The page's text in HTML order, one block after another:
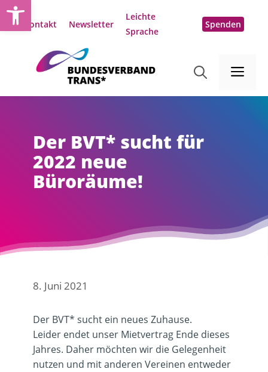
Zum
Inhalt
Kontakt Newsletter
Leichte
Sprache
Spenden
Der BVT* sucht für
2022 neue
Büroräume!
8. Juni 2021
Der BVT* sucht ein neues Zuhause.
Leider endet unser Mietvertrag Ende dieses
Jahres. Daher möchten wir die Gelegenheit
nutzen und mit anderen Vereinen entweder